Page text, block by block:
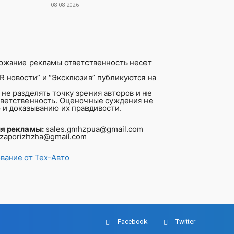
08.08.2026
рекламы ответственность несет
новости” и “Эксклюзив” публикуются на
разделять точку зрения авторов и не
Оценочные суждения не
доказыванию их правдивости.
рекламы: sales.gmhzpua@gmail.com
от Тех-Авто
Facebook Twitter